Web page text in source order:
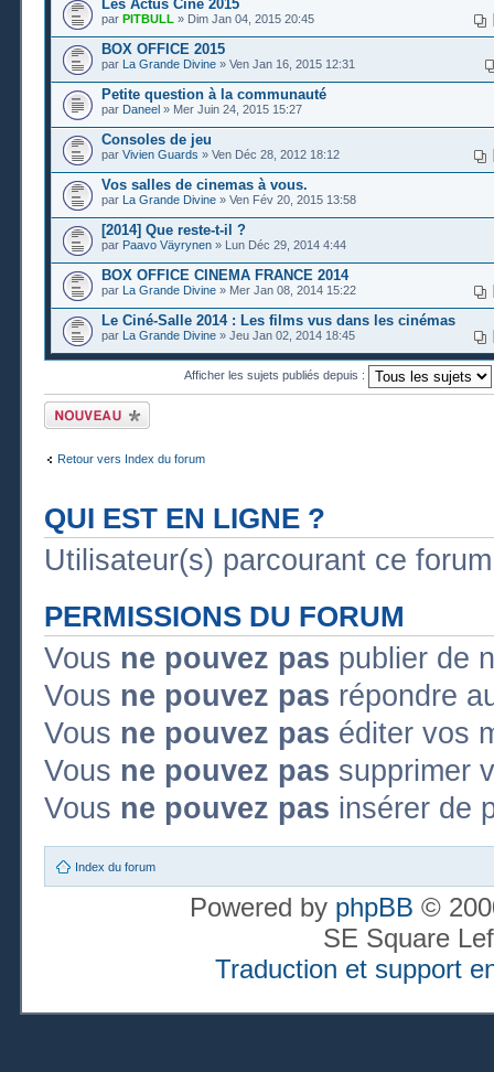
Les Actus Ciné 2015
par PITBULL » Dim Jan 04, 2015 20:45
BOX OFFICE 2015
par La Grande Divine » Ven Jan 16, 2015 12:31
Petite question à la communauté
par Daneel » Mer Juin 24, 2015 15:27
Consoles de jeu
par Vivien Guards » Ven Déc 28, 2012 18:12
Vos salles de cinemas à vous.
par La Grande Divine » Ven Fév 20, 2015 13:58
[2014] Que reste-t-il ?
par Paavo Väyrynen » Lun Déc 29, 2014 4:44
BOX OFFICE CINEMA FRANCE 2014
par La Grande Divine » Mer Jan 08, 2014 15:22
Le Ciné-Salle 2014 : Les films vus dans les cinémas
par La Grande Divine » Jeu Jan 02, 2014 18:45
Afficher les sujets publiés depuis :
Publier un nouveau
sujet
Retour vers Index du forum
QUI EST EN LIGNE ?
Utilisateur(s) parcourant ce
PERMISSIONS DU FORUM
Vous ne pouvez pas publier de
Vous ne pouvez pas répondre
Vous ne pouvez pas éditer vos
Vous ne pouvez pas supprimer
Vous ne pouvez pas insérer de
Index du forum
Powered by phpBB ©
SE Square
Traduction et support